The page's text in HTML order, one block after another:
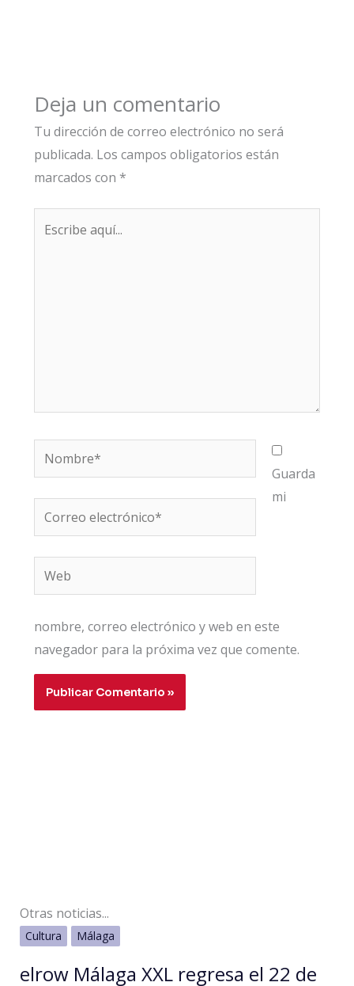
Deja un comentario
Tu dirección de correo electrónico no será
publicada. Los campos obligatorios están
marcados con *
Nombre*
Correo
electrónico*
Web
Guarda
mi
nombre, correo electrónico y web en este
navegador para la próxima vez que comente.
Otras noticias...
Cultura Málaga
elrow Málaga XXL regresa el 22 de